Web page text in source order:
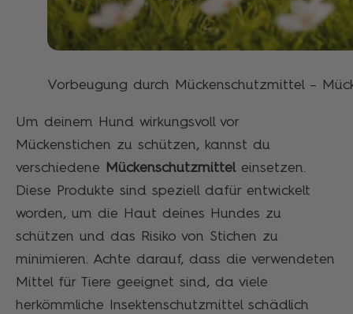
Vorbeugung durch Mückenschutzmittel –
Um deinem Hund wirkungsvoll vor
Mückenstichen zu schützen, kannst du
verschiedene
Mückenschutzmitteleinsetzen.
Diese Produkte sind speziell dafür entwickelt
worden, um die Haut deines Hundes zu
schützen und das Risiko von Stichen zu
minimieren. Achte darauf, dass die verwendeten
Mittel für Tiere geeignet sind, da viele
herkömmliche Insektenschutzmittel schädlich